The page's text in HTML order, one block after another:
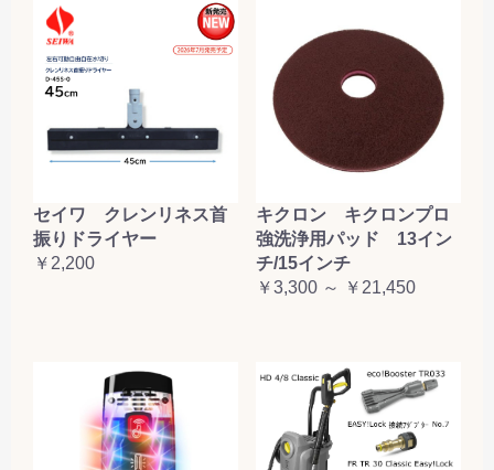
セイワ クレンリネス首
振りドライヤー
￥2,200
キクロン キクロンプロ
強洗浄用パッド 13イン
チ/15インチ
￥3,300 ～ ￥21,450